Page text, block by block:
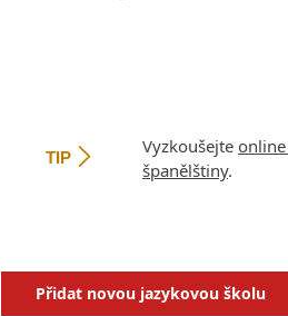
TIP
Vyzkoušejte
španělštiny.
Přidat novou jazykovou školu